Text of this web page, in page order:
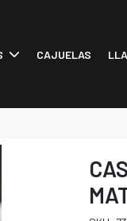
CAJUELAS